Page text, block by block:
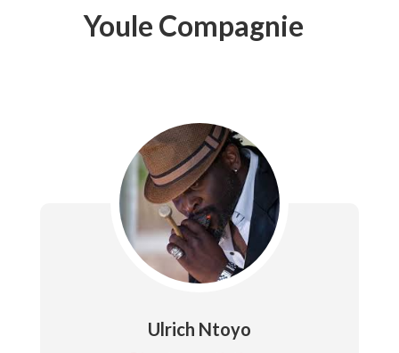
Youle Compagnie
Ulrich Ntoyo